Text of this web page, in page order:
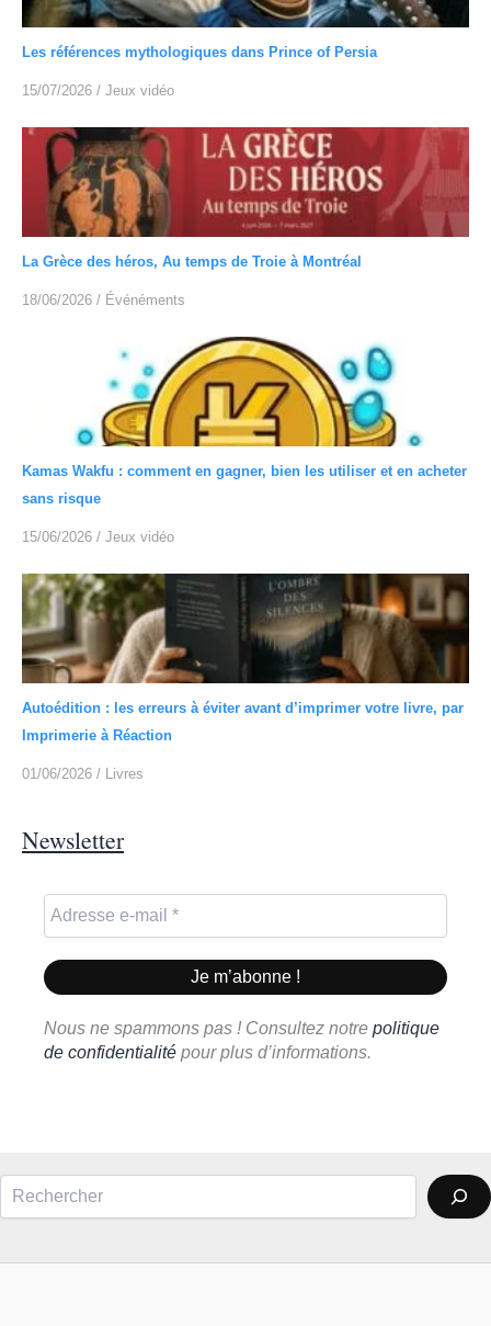
Les références mythologiques dans Prince of Persia
15/07/2026 / Jeux vidéo
La Grèce des héros, Au temps de Troie à Montréal
18/06/2026 / Événéments
Kamas Wakfu : comment en gagner, bien les utiliser et en acheter
sans risque
15/06/2026 / Jeux vidéo
Autoédition : les erreurs à éviter avant d’imprimer votre livre, par
Imprimerie à Réaction
01/06/2026 / Livres
Newsletter
Nous ne spammons pas ! Consultez notre politique
de confidentialité pour plus d’informations.
Rechercher